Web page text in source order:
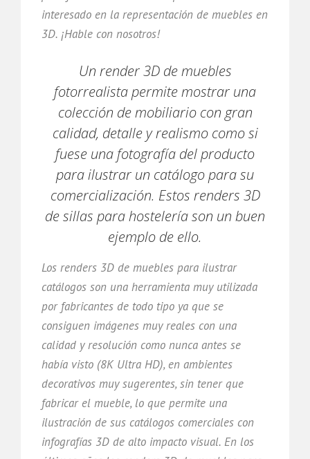
interesado en la representación de muebles en
3D. ¡Hable con nosotros!
Un render 3D de muebles
fotorrealista permite mostrar una
colección de mobiliario con gran
calidad, detalle y realismo como si
fuese una fotografía del producto
para ilustrar un catálogo para su
comercialización. Estos renders 3D
de sillas para hostelería son un buen
ejemplo de ello.
Los renders 3D de muebles para ilustrar
catálogos son una herramienta muy utilizada
por fabricantes de todo tipo ya que se
consiguen imágenes muy reales con una
calidad y resolución como nunca antes se
había visto (8K Ultra HD), en ambientes
decorativos muy sugerentes, sin tener que
fabricar el mueble, lo que permite una
ilustración de sus catálogos comerciales con
infografías 3D de alto impacto visual. En los